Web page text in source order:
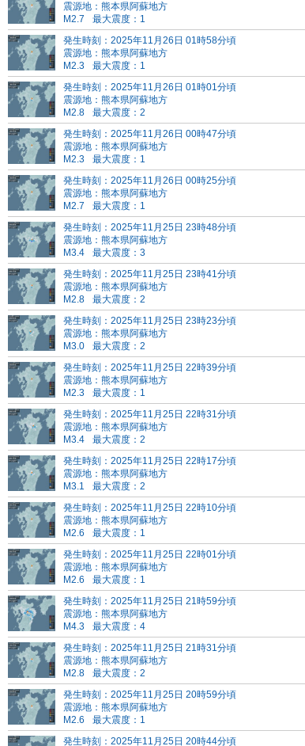
震源地：熊本県阿蘇地方
M2.7
最大震度：1
発生時刻：2025年11月26日 01時58分頃
震源地：熊本県阿蘇地方
M2.3
最大震度：1
発生時刻：2025年11月26日 01時01分頃
震源地：熊本県阿蘇地方
M2.8
最大震度：2
発生時刻：2025年11月26日 00時47分頃
震源地：熊本県阿蘇地方
M2.3
最大震度：1
発生時刻：2025年11月26日 00時25分頃
震源地：熊本県阿蘇地方
M2.7
最大震度：1
発生時刻：2025年11月25日 23時48分頃
震源地：熊本県阿蘇地方
M3.4
最大震度：3
発生時刻：2025年11月25日 23時41分頃
震源地：熊本県阿蘇地方
M2.8
最大震度：2
発生時刻：2025年11月25日 23時23分頃
震源地：熊本県阿蘇地方
M3.0
最大震度：2
発生時刻：2025年11月25日 22時39分頃
震源地：熊本県阿蘇地方
M2.3
最大震度：1
発生時刻：2025年11月25日 22時31分頃
震源地：熊本県阿蘇地方
M3.4
最大震度：2
発生時刻：2025年11月25日 22時17分頃
震源地：熊本県阿蘇地方
M3.1
最大震度：2
発生時刻：2025年11月25日 22時10分頃
震源地：熊本県阿蘇地方
M2.6
最大震度：1
発生時刻：2025年11月25日 22時01分頃
震源地：熊本県阿蘇地方
M2.6
最大震度：1
発生時刻：2025年11月25日 21時59分頃
震源地：熊本県阿蘇地方
M4.3
最大震度：4
発生時刻：2025年11月25日 21時31分頃
震源地：熊本県阿蘇地方
M2.8
最大震度：2
発生時刻：2025年11月25日 20時59分頃
震源地：熊本県阿蘇地方
M2.6
最大震度：1
発生時刻：2025年11月25日 20時44分頃